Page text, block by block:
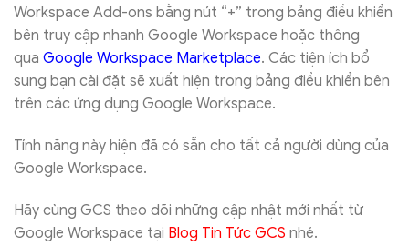
Workspace Add-ons bằng nút “+” trong bảng điều khiển
bên truy cập nhanh Google Workspace hoặc thông
qua Google Workspace Marketplace. Các tiện ích bổ
sung bạn cài đặt sẽ xuất hiện trong bảng điều khiển bên
trên các ứng dụng Google Workspace.
Tính năng này hiện đã có sẵn cho tất cả người dùng của
Google Workspace.
Hãy cùng GCS theo dõi những cập nhật mới nhất từ
Google Workspace tại Blog Tin Tức GCS nhé.